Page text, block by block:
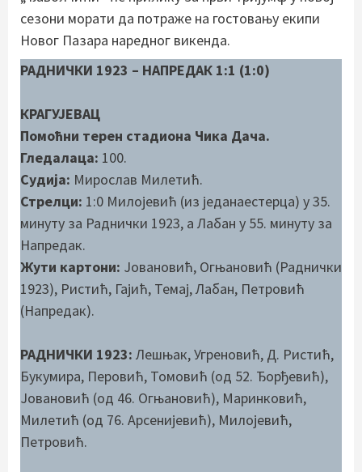
сезони морати да потраже на гостовању екипи
Новог Пазара наредног викенда.
РАДНИЧКИ 1923 – НАПРЕДАК 1:1 (1:0)
КРАГУЈЕВАЦ
Помоћни терен стадиона Чика Дача.
Гледалаца: 100.
Судија: Мирослав Милетић.
Стрелци: 1:0 Милојевић (из једанаестерца) у 35.
минуту за Раднички 1923, а Лабан у 55. минуту за
Напредак.
Жути картони: Јовановић, Огњановић (Раднички
1923), Ристић, Гајић, Темај, Лабан, Петровић
(Напредак).
РАДНИЧКИ 1923: Лешњак, Угреновић, Д. Ристић,
Букумира, Перовић, Томовић (од 52. Ђорђевић),
Јовановић (од 46. Огњановић), Маринковић,
Милетић (од 76. Арсенијевић), Милојевић,
Петровић.